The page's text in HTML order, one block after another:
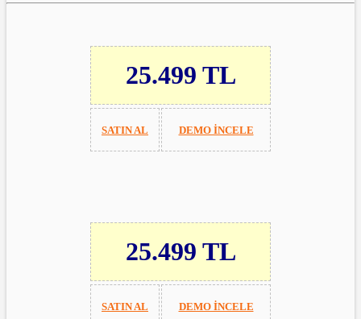
25.499 TL
SATIN AL DEMO İNCELE
25.499 TL
SATIN AL DEMO İNCELE